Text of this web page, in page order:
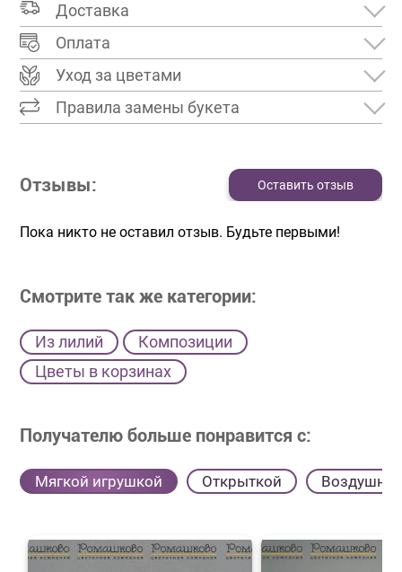
Доставка
Оплата
Уход за цветами
Правила замены букета
Отзывы: Оставить отзыв
Пока никто не оставил отзыв. Будьте первыми!
Смотрите так же категории:
Из лилий
Композиции
Цветы в корзинах
Получателю больше понравится с:
Мягкой игрушкой Открыткой